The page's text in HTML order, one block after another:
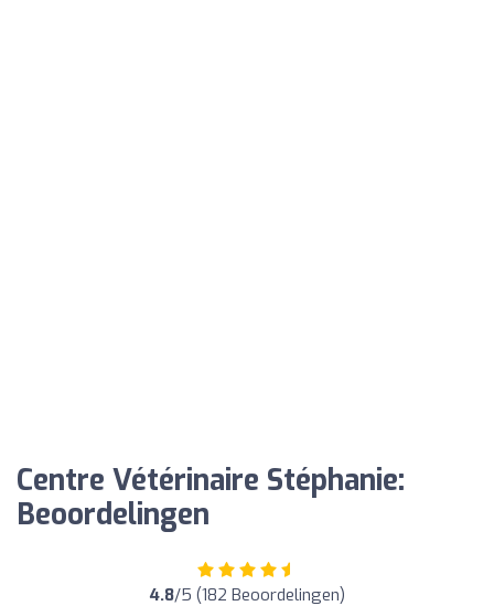
Centre Vétérinaire Stéphanie:
Beoordelingen
4.8/5 (182 Beoordelingen)